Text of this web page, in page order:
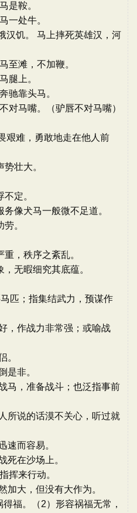
是鞍。
一处牛。
汉饥。 马上摔死英雄汉，河
至滩，不加鞭。
腿上。
驰靠头马。
对马嘴。（驴唇不对马嘴）
艰难，勇敢地走在他人前
壮大。
定。
像犬马一般微不足道。
。
，秩序之紊乱。
无暇细究其底蕴。
匹；指集结武力，预谋作
，作战力非常强；或喻战
。
是非。
马，准备战斗；也泛指事前
所说的话漠不关心，听过就
速而容易。
死在沙场上。
挥来行动。
加大，但没有大作为。
福。（2）形容祸福无常，